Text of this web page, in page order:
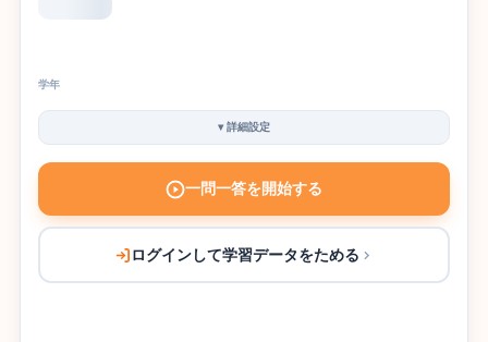
学年
▾詳細設定
一問一答を開始する
ログインして学習データをためる